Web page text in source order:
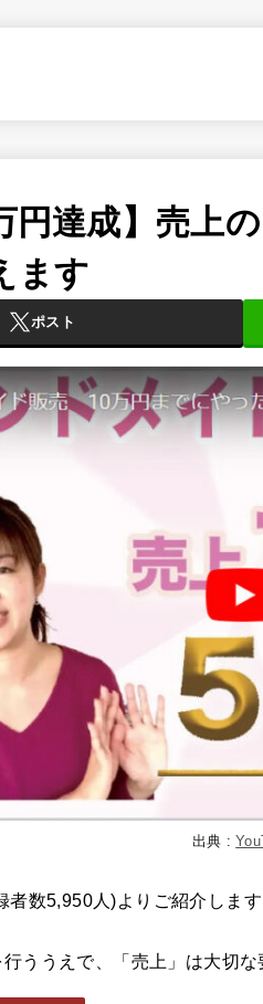
円達成】売上
ます
ポスト
出典 :
者数5,950人)よりご紹介します
ううえで、「売上」は大切な